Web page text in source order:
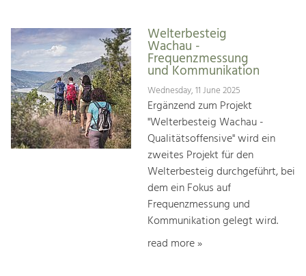
Welterbesteig
Wachau -
Frequenzmessung
und Kommunikation
Wednesday, 11 June 2025
Ergänzend zum Projekt
"Welterbesteig Wachau -
Qualitätsoffensive" wird ein
zweites Projekt für den
Welterbesteig durchgeführt, bei
dem ein Fokus auf
Frequenzmessung und
Kommunikation gelegt wird.
read more »